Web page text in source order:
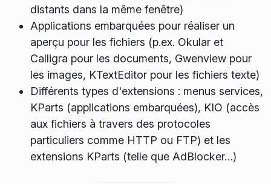
distants dans la même fenêtre)
Applications embarquées pour réaliser un
aperçu pour les fichiers (p.ex. Okular et
Calligra pour les documents, Gwenview pour
les images, KTextEditor pour les fichiers texte)
Différents types d'extensions : menus services,
KParts (applications embarquées), KIO (accès
aux fichiers à travers des protocoles
particuliers comme HTTP ou FTP) et les
extensions KParts (telle que AdBlocker…)